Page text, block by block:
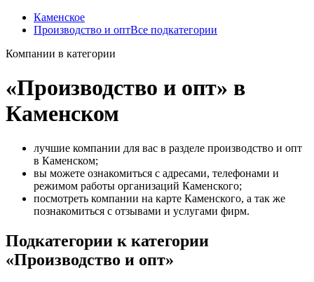
Каменское
Производство и оптВсе подкатегории
Компании в категории
«Производство и опт» в
Каменском
лучшие компании для вас в разделе производство и опт
в Каменском;
вы можете ознакомиться с адресами, телефонами и
режимом работы организаций Каменского;
посмотреть компании на карте Каменского, а так же
познакомиться с отзывами и услугами фирм.
Подкатегории к категории
«Производство и опт»